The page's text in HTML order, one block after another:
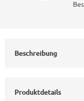
Beschreibung
Produktdetails